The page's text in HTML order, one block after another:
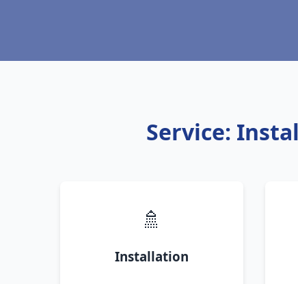
Service:
🚿
Installation